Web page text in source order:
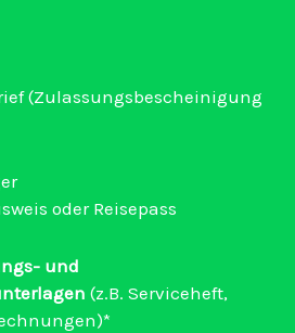
(Zulassungsbescheinigung
oder Reisepass
und
(z.B. Serviceheft,